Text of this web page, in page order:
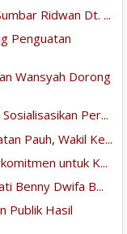
Ridwan Dt. ...
Penguatan
Wansyah Dorong
Per...
Pauh, Wakil Ke...
untuk K...
Benny Dwifa B...
Publik Hasil